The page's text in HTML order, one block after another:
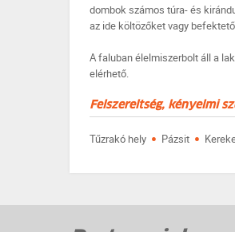
dombok számos túra- és
az ide költözőket vagy
A faluban élelmiszerbolt áll a
elérhető.
Felszereltség, kényelmi
Tűzrakó hely · Pázsit ·